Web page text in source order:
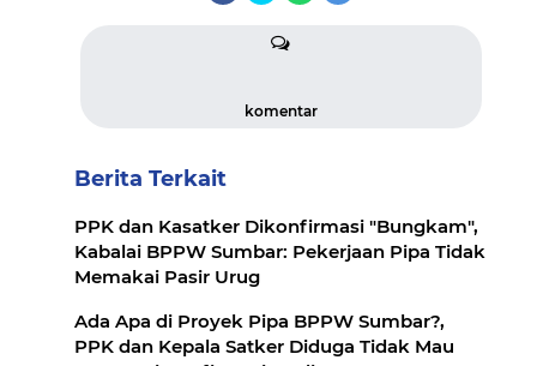
komentar
Berita Terkait
PPK dan Kasatker Dikonfirmasi "Bungkam",
Kabalai BPPW Sumbar: Pekerjaan Pipa Tidak
Memakai Pasir Urug
Ada Apa di Proyek Pipa BPPW Sumbar?,
PPK dan Kepala Satker Diduga Tidak Mau